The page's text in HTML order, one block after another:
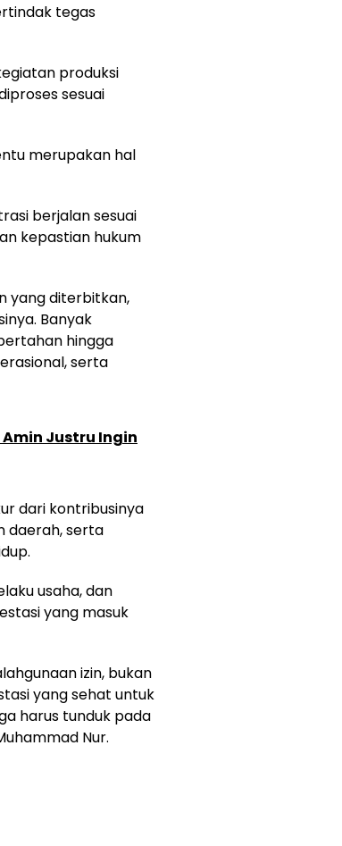
tegas
produksi
sesuai
merupakan hal
berjalan sesuai
kepastian hukum
yang diterbitkan,
Banyak
hingga
serta
Justru Ingin
dari kontribusinya
daerah, serta
usaha, dan
yang masuk
izin, bukan
yang sehat untuk
harus tunduk pada
Nur.